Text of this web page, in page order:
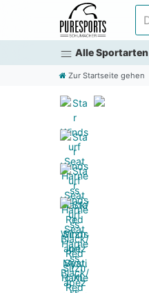
Alle Sportarten
Zur Startseite gehen